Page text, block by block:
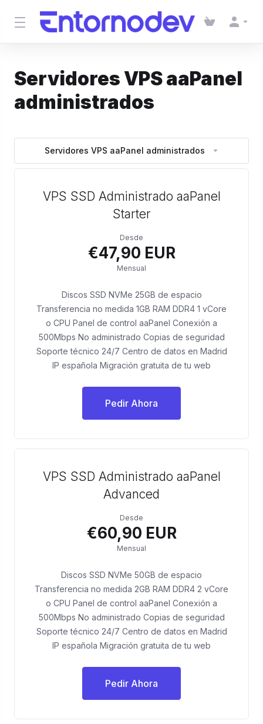
Servidores VPS aaPanel
administrados
Servidores VPS aaPanel administrados
VPS SSD Administrado aaPanel
Starter
Desde
€47,90 EUR
Mensual
Discos SSD NVMe 25GB de espacio
Transferencia no medida 1GB RAM DDR4 1 vCore
o CPU Panel de control aaPanel Conexión a
500Mbps No administrado Copias de seguridad
Soporte técnico 24/7 Centro de datos en Madrid
IP española Migración gratuita de tu web
Pedir Ahora
VPS SSD Administrado aaPanel
Advanced
Desde
€60,90 EUR
Mensual
Discos SSD NVMe 50GB de espacio
Transferencia no medida 2GB RAM DDR4 2 vCore
o CPU Panel de control aaPanel Conexión a
500Mbps No administrado Copias de seguridad
Soporte técnico 24/7 Centro de datos en Madrid
IP española Migración gratuita de tu web
Pedir Ahora